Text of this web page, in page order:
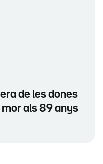
de les dones
als 89 anys